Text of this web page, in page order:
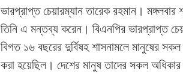
ভারপ্রাপ্ত চেয়ারম্যান তারেক রহমান।
তিনি এ মন্তব্য করেন। বিএনপির ভারপ্রাপ্ত
বিগত ১৬ বছরের দুর্বিষহ শাসনামলে মানুষের
করা হয়েছিল। দেশের মানুষ তাদের সকল